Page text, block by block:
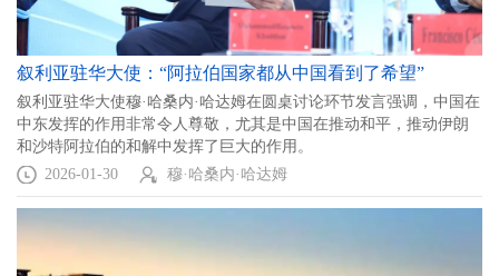
叙利亚驻华大使：“阿拉伯国家都从中国看到了希望”
叙利亚驻华大使穆·哈桑内·哈达姆在圆桌讨论环节发言强调，中国在
中东发挥的作用非常令人尊敬，尤其是中国在推动和平，推动伊朗
和沙特阿拉伯的和解中发挥了巨大的作用。
2026-01-30
穆·哈桑内·哈达姆